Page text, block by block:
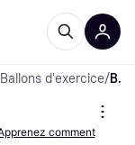
Ballons d'exercice/ Ballons de médecine
comment